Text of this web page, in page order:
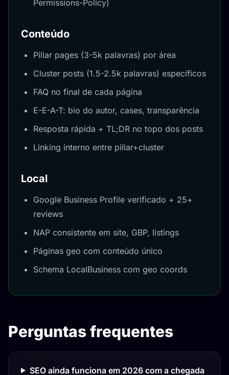
Permissions-Policy)
Conteúdo
Pillar pages (3-5k palavras) por área
Cluster posts (1.5-2.5k palavras) específicos
FAQ no final de cada página
E-E-A-T: bio do autor, cases, transparência
Resposta rápida + TL;DR no topo dos posts
Linking interno entre pillar+cluster
Local
Google Business Profile verificado + 25+
reviews
NAP consistente em site, GBP, listings
Páginas geo com conteúdo único
Schema LocalBusiness com geo coords
Perguntas frequentes
SEO ainda funciona em 2026 com a chegada